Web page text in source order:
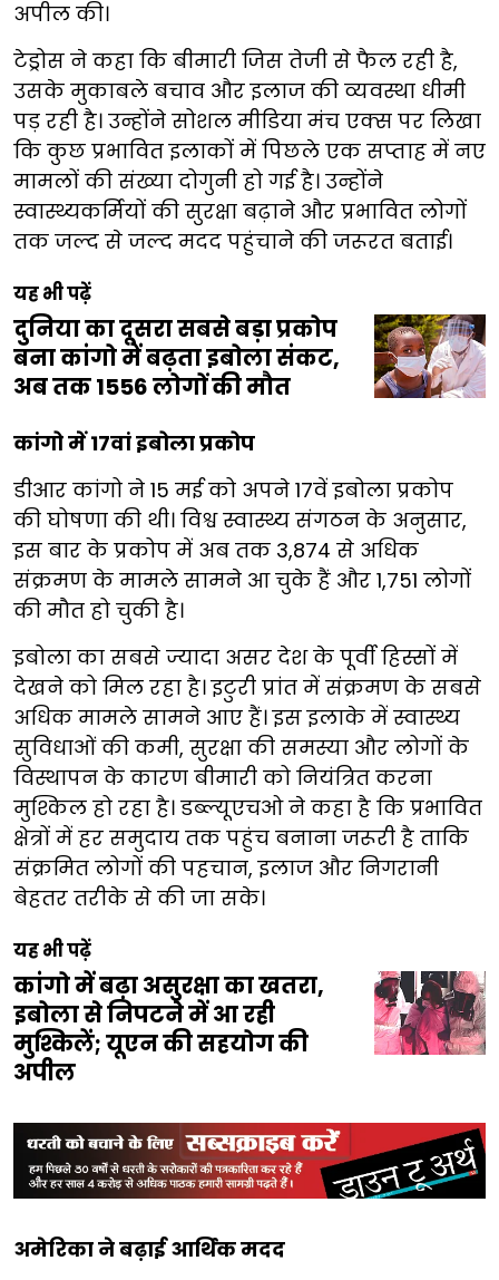
अपील की।
टेड्रोस ने कहा कि बीमारी जिस तेजी से फैल रही है,
उसके मुकाबले बचाव और इलाज की व्यवस्था धीमी
पड़ रही है। उन्होंने सोशल मीडिया मंच एक्स पर लिखा
कि कुछ प्रभावित इलाकों में पिछले एक सप्ताह में नए
मामलों की संख्या दोगुनी हो गई है। उन्होंने
स्वास्थ्यकर्मियों की सुरक्षा बढ़ाने और प्रभावित लोगों
तक जल्द से जल्द मदद पहुंचाने की जरूरत बताई।
यह भी पढ़ें
दुनिया का दूसरा सबसे बड़ा प्रकोप
बना कांगो में बढ़ता इबोला संकट,
अब तक 1556 लोगों की मौत
कांगो में 17वां इबोला प्रकोप
डीआर कांगो ने 15 मई को अपने 17वें इबोला प्रकोप
की घोषणा की थी। विश्व स्वास्थ्य संगठन के अनुसार,
इस बार के प्रकोप में अब तक 3,874 से अधिक
संक्रमण के मामले सामने आ चुके हैं और 1,751 लोगों
की मौत हो चुकी है।
इबोला का सबसे ज्यादा असर देश के पूर्वी हिस्सों में
देखने को मिल रहा है। इटुरी प्रांत में संक्रमण के सबसे
अधिक मामले सामने आए हैं। इस इलाके में स्वास्थ्य
सुविधाओं की कमी, सुरक्षा की समस्या और लोगों के
विस्थापन के कारण बीमारी को नियंत्रित करना
मुश्किल हो रहा है। डब्ल्यूएचओ ने कहा है कि प्रभावित
क्षेत्रों में हर समुदाय तक पहुंच बनाना जरूरी है ताकि
संक्रमित लोगों की पहचान, इलाज और निगरानी
बेहतर तरीके से की जा सके।
यह भी पढ़ें
कांगो में बढ़ा असुरक्षा का खतरा,
इबोला से निपटने में आ रही
मुश्किलें; यूएन की सहयोग की
अपील
अमेरिका ने बढ़ाई आर्थिक मदद